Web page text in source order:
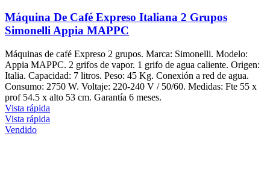
Máquina De Café Expreso Italiana 2 Grupos
Simonelli Appia MAPPC
Máquinas de café Expreso 2 grupos. Marca: Simonelli. Modelo:
Appia MAPPC. 2 grifos de vapor. 1 grifo de agua caliente. Origen:
Italia. Capacidad: 7 litros. Peso: 45 Kg. Conexión a red de agua.
Consumo: 2750 W. Voltaje: 220-240 V / 50/60. Medidas: Fte 55 x
prof 54.5 x alto 53 cm. Garantía 6 meses.
Vista rápida
Vista rápida
Vendido